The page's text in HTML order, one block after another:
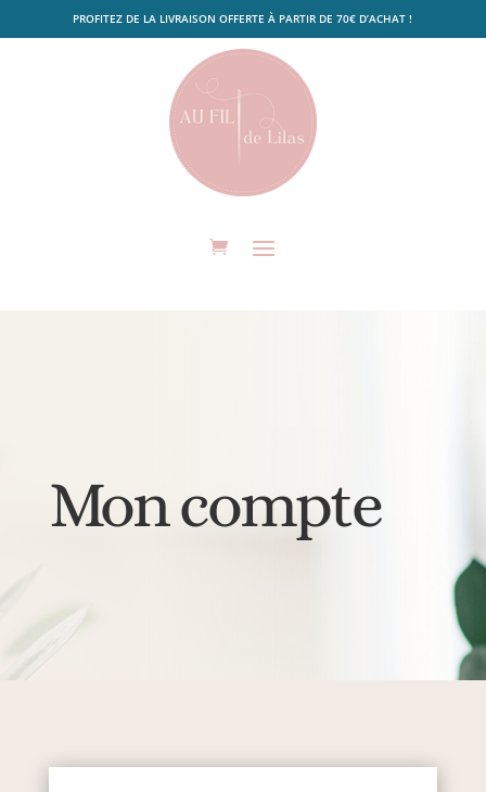
PROFITEZ DE LA LIVRAISON OFFERTE À PARTIR DE 70€ D’ACHAT !
Mon compte